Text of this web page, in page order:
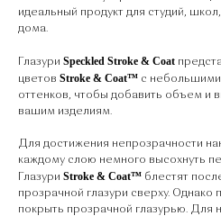
идеальный продукт для студий,
дома.
Глазури Speckled Stroke & Coat
цветов Stroke & Coat™ с небольшими
оттенков, чтобы добавить объем и
вашим изделиям.
Для достижения непрозрачности
каждому слою немного высохнуть
Глазури Stroke & Coat™ блестят
прозрачной глазури сверху.
покрыть прозрачной глазурью.